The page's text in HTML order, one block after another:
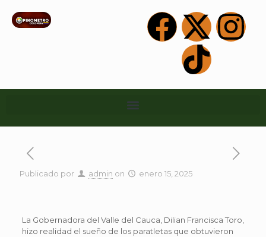
Publicado por admin on enero 15, 2025
La Gobernadora del Valle del Cauca, Dilian Francisca Toro,
hizo realidad el sueño de los paratletas que obtuvieron